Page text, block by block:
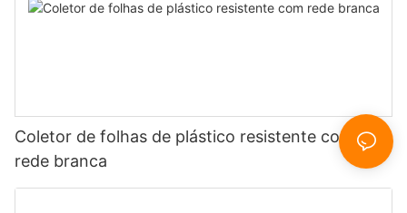
Coletor de folhas de plástico resistente com
rede branca